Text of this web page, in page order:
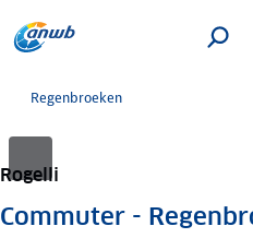
Regenbroeken
Rogelli
Commuter -